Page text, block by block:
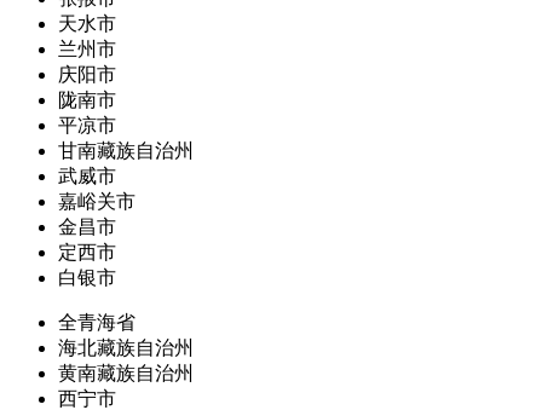
天水市
兰州市
庆阳市
陇南市
平凉市
甘南藏族自治州
武威市
嘉峪关市
金昌市
定西市
白银市
全青海省
海北藏族自治州
黄南藏族自治州
西宁市